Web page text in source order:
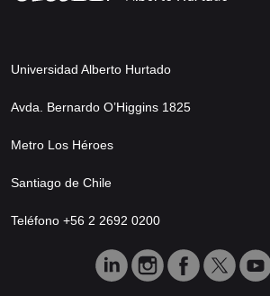
Universidad Alberto Hurtado
Avda. Bernardo O’Higgins 1825
Metro Los Héroes
Santiago de Chile
Teléfono +56 2 2692 0200